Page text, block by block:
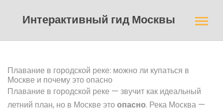
Интерактивный гид Москвы
Плавание в городской реке: можно ли купаться в
Москве и почему это опасно
Плавание в городской реке — звучит как идеальный
летний план, но в Москве этоопасно. Река Москва —